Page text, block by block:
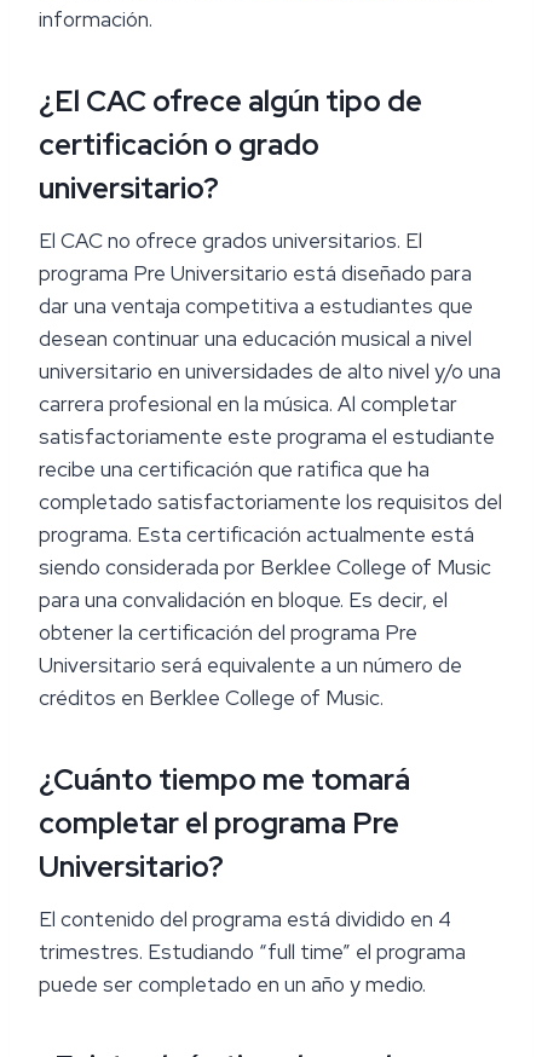
información.
¿El CAC ofrece algún tipo de
certificación o grado
universitario?
El CAC no ofrece grados universitarios. El
programa Pre Universitario está diseñado para
dar una ventaja competitiva a estudiantes que
desean continuar una educación musical a nivel
universitario en universidades de alto nivel y/o una
carrera profesional en la música. Al completar
satisfactoriamente este programa el estudiante
recibe una certificación que ratifica que ha
completado satisfactoriamente los requisitos del
programa. Esta certificación actualmente está
siendo considerada por Berklee College of Music
para una convalidación en bloque. Es decir, el
obtener la certificación del programa Pre
Universitario será equivalente a un número de
créditos en Berklee College of Music.
¿Cuánto tiempo me tomará
completar el programa Pre
Universitario?
El contenido del programa está dividido en 4
trimestres. Estudiando “full time” el programa
puede ser completado en un año y medio.